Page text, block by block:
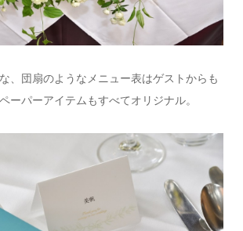
、団扇のようなメニュー表はゲストからも
ーパーアイテムもすべてオリジナル。